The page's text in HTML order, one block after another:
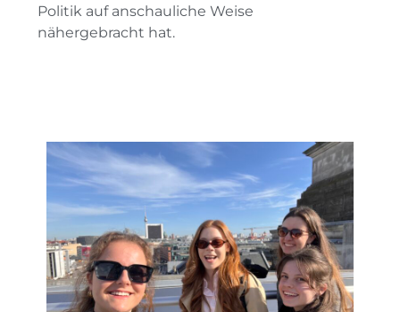
Politik auf anschauliche Weise
nähergebracht hat.